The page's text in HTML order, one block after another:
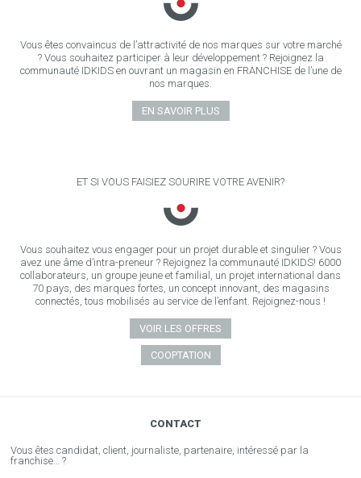
Vous êtes convaincus de l’attractivité de nos marques sur votre marché
? Vous souhaitez participer à leur développement ? Rejoignez la
communauté IDKIDS en ouvrant un magasin en FRANCHISE de l’une de
nos marques.
EN SAVOIR PLUS
ET SI VOUS FAISIEZ SOURIRE VOTRE AVENIR?
Vous souhaitez vous engager pour un projet durable et singulier ? Vous
avez une âme d’intra-preneur ? Rejoignez la communauté IDKIDS! 6000
collaborateurs, un groupe jeune et familial, un projet international dans
70 pays, des marques fortes, un concept innovant, des magasins
connectés, tous mobilisés au service de l’enfant. Rejoignez-nous !
VOIR LES OFFRES
COOPTATION
CONTACT
Vous êtes candidat, client, journaliste, partenaire, intéressé par la
franchise… ?